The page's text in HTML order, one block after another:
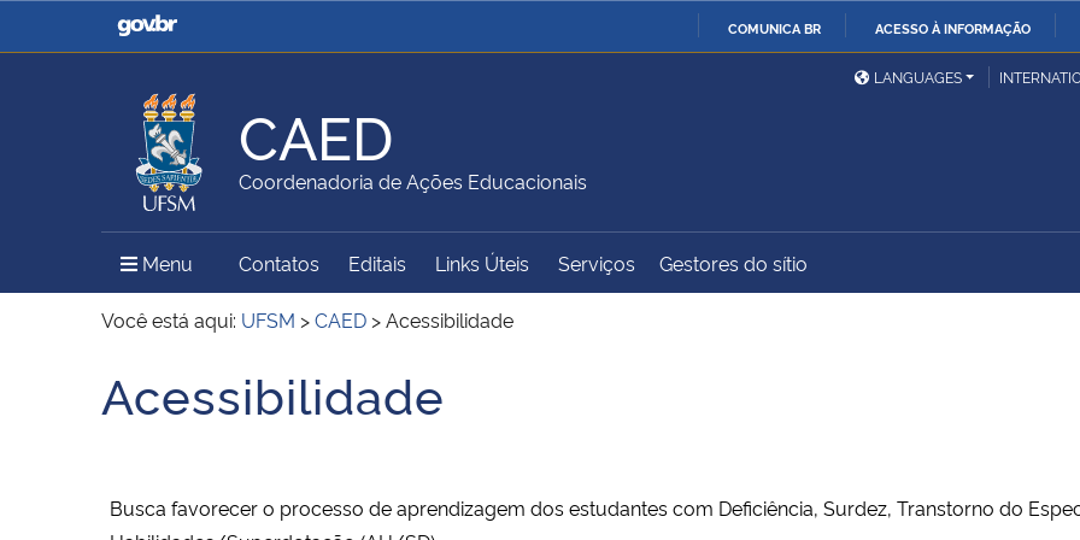
COMUNICA BR ACESSO À INFORMAÇÃO
Casa Civil
Ministério da Justiça e
Ministério da Defesa
Ministério das Relações
Exteriores
Ministério da Agricultura,
Pecuária e Abastecimento
Ministério da Educação
Ministério do Meio Ambiente Ministério do Turismo
Ministério do
Secretaria de Governo
Gabinete de Segurança
LANGUAGES
CAED
Coordenadoria de Ações Educacionais
Menu Menu Principal do Sítio
Contatos Editais Links Úteis Serviços Gestores do sítio
Você está aqui: UFSM >CAED >Acessibilidade
Início do conteúdo
Acessibilidade
Busca favorecer o processo de aprendizagem dos estudantes com Deficiência, Surdez, Transtorno do